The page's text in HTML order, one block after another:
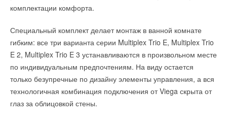
комплектации комфорта.
Специальный комплект делает монтаж в ванной комнате
гибким: все три варианта серии Multiplex Trio E, Multiplex Trio
E 2, Multiplex Trio E 3 устанавливаются в произвольном месте
по индивидуальным предпочтениям. На виду остается
только безупречные по дизайну элементы управления, а вся
технологичная комбинация подключения от Viega скрыта от
глаз за облицовкой стены.
Windows Mobile.
Читайте по теме:
→
Danfoss построила жилую лабораторию с платиновой
сертификацией DGNB в Дании
→
Danfoss открыл масштабный научно-исследовательский
центр в Китае
его для оценки текущей ситуации, чтобы определить новые
чрезмерно сложной модели отклика ротора на те или иные
воздействия среды. Система самообучается по ходу работы.
Уведомления отключены
Насосные группы Hummel поставляются с циркуляционными
шаровыми кранами, термометрами на подаче и обратной
линии (серия 1000 для несмешиваемого контура),
перепускным клапаном (серии 2000, 3000 , 4000 для
смешиваемого контура), трехходовым смесительным узлом с
сервоприводом или без сервопривода (серии 3000, 4000).
Насосные группы Hummel можно прибрести и в разборе.